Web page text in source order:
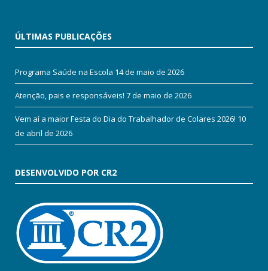
ÚLTIMAS PUBLICAÇÕES
Programa Saúde na Escola 14 de maio de 2026
Atenção, pais e responsáveis! 7 de maio de 2026
Vem aí a maior Festa do Dia do Trabalhador de Colares 2026! 10
de abril de 2026
DESENVOLVIDO POR CR2